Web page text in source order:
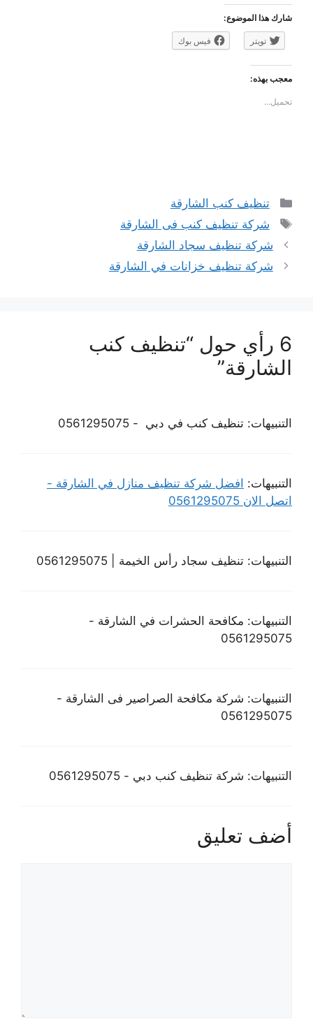
شارك هذا الموضوع:
تويتر فيس بوك
معجب بهذه:
تحميل...
التصنيفات
تنظيف كنب الشارقة
الوسوم
شركة تنظيف كنب فى الشارقة
شركة تنظيف سجاد الشارقة
شركة تنظيف خزانات في الشارقة
6 رأي حول “تنظيف كنب
الشارقة”
التنبيهات: تنظيف كنب في دبي - 0561295075
التنبيهات: افضل شركة تنظيف منازل في الشارقة -
اتصل الان 0561295075
التنبيهات: تنظيف سجاد رأس الخيمة | 0561295075
التنبيهات: مكافحة الحشرات في الشارقة -
0561295075
التنبيهات: شركة مكافحة الصراصير فى الشارقة -
0561295075
التنبيهات: شركة تنظيف كنب دبي - 0561295075
أضف تعليق